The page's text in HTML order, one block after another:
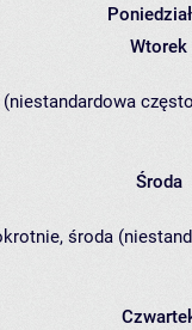
Wtorek
Środa
środa